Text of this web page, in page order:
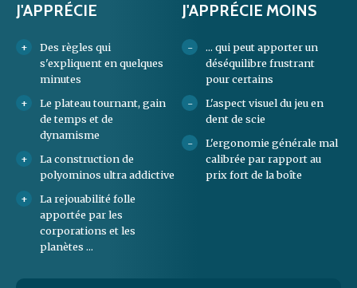
J'APPRÉCIE
Des règles qui
s'expliquent en quelques
minutes
Le plateau tournant, gain
de temps et de
dynamisme
La construction de
polyominos ultra addictive
La rejouabilité folle
apportée par les
corporations et les
planètes ...
J'APPRÉCIE MOINS
... qui peut apporter un
déséquilibre frustrant
pour certains
L'aspect visuel du jeu en
dent de scie
L'ergonomie générale mal
calibrée par rapport au
prix fort de la boîte